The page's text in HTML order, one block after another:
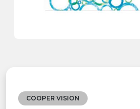
COOPER VISION